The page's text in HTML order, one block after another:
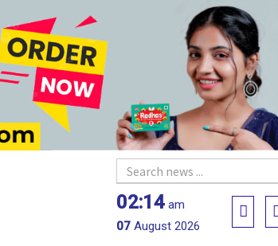
02:14 am
07August 2026